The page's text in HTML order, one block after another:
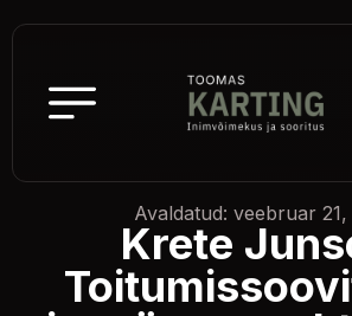
Avaldatud: veebruar 21,
Krete